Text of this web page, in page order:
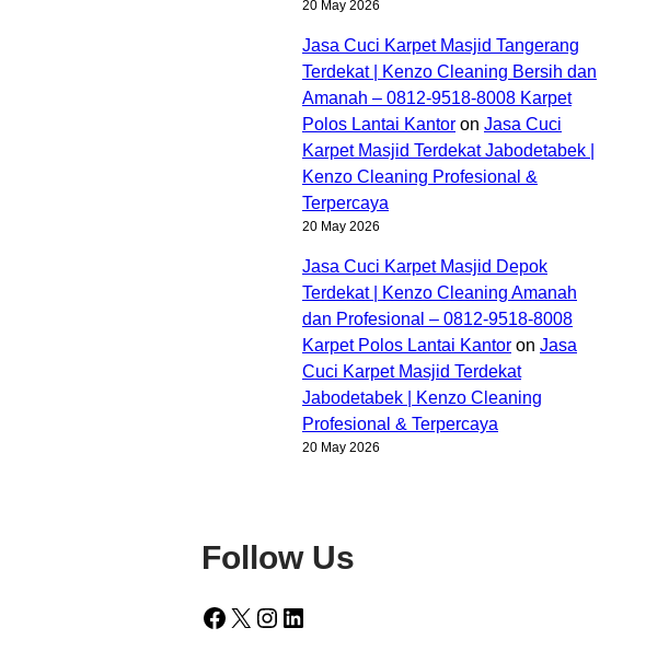
20 May 2026
Jasa Cuci Karpet Masjid Tangerang
Terdekat | Kenzo Cleaning Bersih dan
Amanah – 0812-9518-8008 Karpet
Polos Lantai Kantor on Jasa Cuci
Karpet Masjid Terdekat Jabodetabek |
Kenzo Cleaning Profesional &
Terpercaya
20 May 2026
Jasa Cuci Karpet Masjid Depok
Terdekat | Kenzo Cleaning Amanah
dan Profesional – 0812-9518-8008
Karpet Polos Lantai Kantor on Jasa
Cuci Karpet Masjid Terdekat
Jabodetabek | Kenzo Cleaning
Profesional & Terpercaya
20 May 2026
Follow Us
Facebook X Instagram LinkedIn